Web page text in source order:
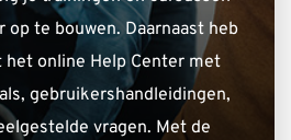
op te bouwen. Daarnaast heb
online Help Center met
gebruikershandleidingen,
vragen. Met de